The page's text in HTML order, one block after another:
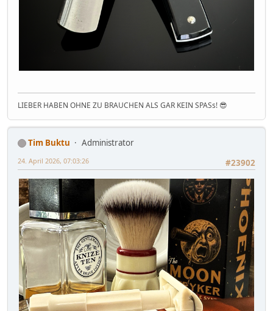
LIEBER HABEN OHNE ZU BRAUCHEN ALS GAR KEIN SPASs! 😎
Tim Buktu
Administrator
#23902
24. April 2026, 07:03:26